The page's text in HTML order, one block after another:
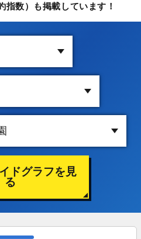
数）も掲載しています！
ドグラフを見
る